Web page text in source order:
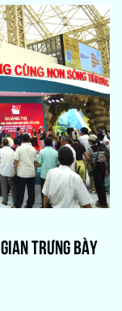
TRƯNG BÀY